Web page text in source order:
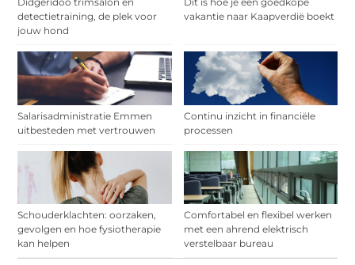
detectietraining, de plek voor
jouw hond
vakantie naar Kaapverdië boekt
Salarisadministratie Emmen
uitbesteden met vertrouwen
Continu inzicht in financiële
processen
Schouderklachten: oorzaken,
gevolgen en hoe fysiotherapie
kan helpen
Comfortabel en flexibel werken
met een ahrend elektrisch
verstelbaar bureau